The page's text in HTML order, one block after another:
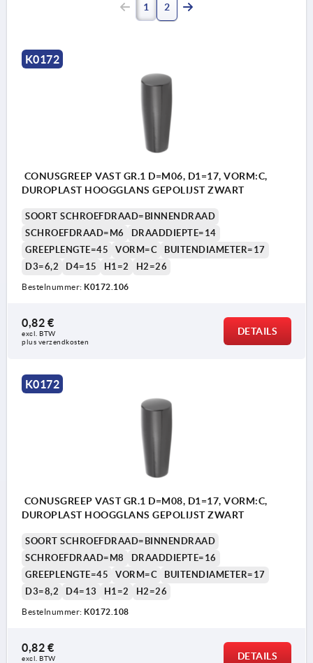
Vorm C: ingeperste schroefdraad
Vorm F: buitendraad
1 2
K0172
CONUSGREEP VAST GR.1 D=M06, D1=17, VORM:C,
DUROPLAST HOOGGLANS GEPOLIJST ZWART
SOORT SCHROEFDRAAD=BINNENDRAAD
SCHROEFDRAAD=M6
DRAADDIEPTE=14
GREEPLENGTE=45
VORM=C
BUITENDIAMETER=17
D3=6,2
D4=15 H1=2 H2=26
Bestelnummer: K0172.106
0,82 €
excl. BTW
plus verzendkosten
DETAILS
K0172
CONUSGREEP VAST GR.1 D=M08, D1=17, VORM:C,
DUROPLAST HOOGGLANS GEPOLIJST ZWART
SOORT SCHROEFDRAAD=BINNENDRAAD
SCHROEFDRAAD=M8
DRAADDIEPTE=16
GREEPLENGTE=45
VORM=C
BUITENDIAMETER=17
D3=8,2
D4=13 H1=2 H2=26
Bestelnummer: K0172.108
0,82 €
excl. BTW DETAILS